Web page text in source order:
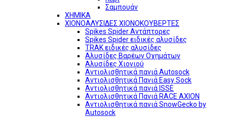
Σαμπουάν
ΧΗΜΙΚΑ
ΧΙΟΝΟΑΛΥΣΙΔΕΣ ΧΙΟΝΟΚΟΥΒΕΡΤΕΣ
Spikes Spider Αντάπτορες
Spikes Spider ειδικές αλυσίδες
TRAK ειδικές αλυσίδες
Αλυσίδες Βαρέων Οχημάτων
Αλυσίδες Χιονιού
Αντιολισθητικά πανιά Autosock
Αντιολισθητικά Πανιά Easy Sock
Αντιολισθητικά πανιά ISSE
Αντιολισθητικά Πανιά RACE AXION
Αντιολισθητικά πανιά SnowGecko by
Autosock